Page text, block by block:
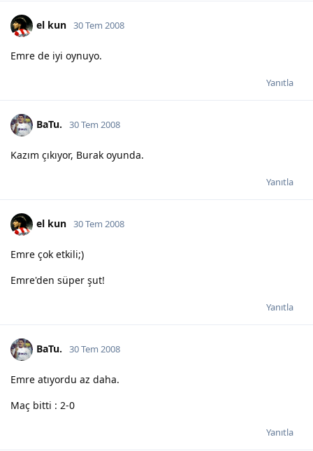
el kun 30 Tem 2008
Emre de iyi oynuyo.
Yanıtla
BaTu. 30 Tem 2008
Kazım çıkıyor, Burak oyunda.
Yanıtla
el kun 30 Tem 2008
Emre çok etkili;)
Emre'den süper şut!
Yanıtla
BaTu. 30 Tem 2008
Emre atıyordu az daha.
Maç bitti : 2-0
Yanıtla